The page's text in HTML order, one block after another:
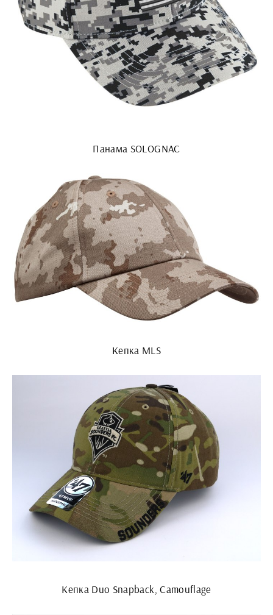
Панама SOLOGNAC
Кепка MLS
Кепка Duo Snapback, Camouflage